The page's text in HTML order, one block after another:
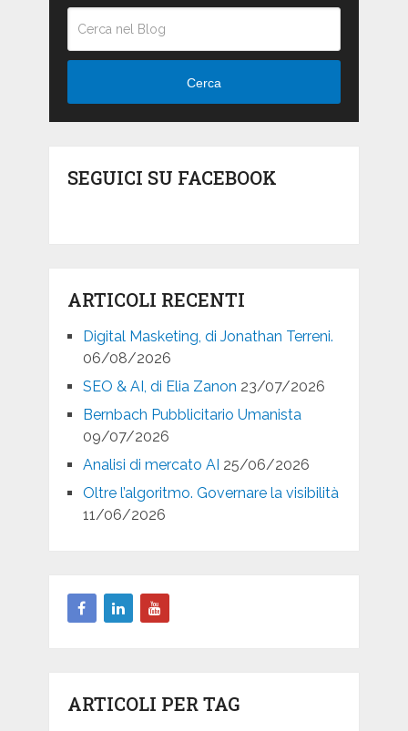
Cerca
SEGUICI SU FACEBOOK
ARTICOLI RECENTI
Digital Masketing, di Jonathan Terreni.
06/08/2026
SEO & AI, di Elia Zanon 23/07/2026
Bernbach Pubblicitario Umanista
09/07/2026
Analisi di mercato AI 25/06/2026
Oltre l’algoritmo. Governare la visibilità
11/06/2026
ARTICOLI PER TAG